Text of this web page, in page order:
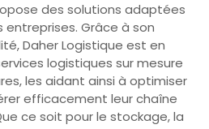
des solutions adaptées
Grâce à son
Daher Logistique est en
logistiques sur mesure
les aidant ainsi à optimiser
efficacement leur chaîne
ce soit pour le stockage, la